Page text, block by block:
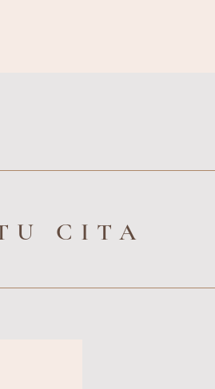
CITA